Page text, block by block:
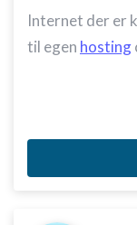
Internet der er
til egen hosting